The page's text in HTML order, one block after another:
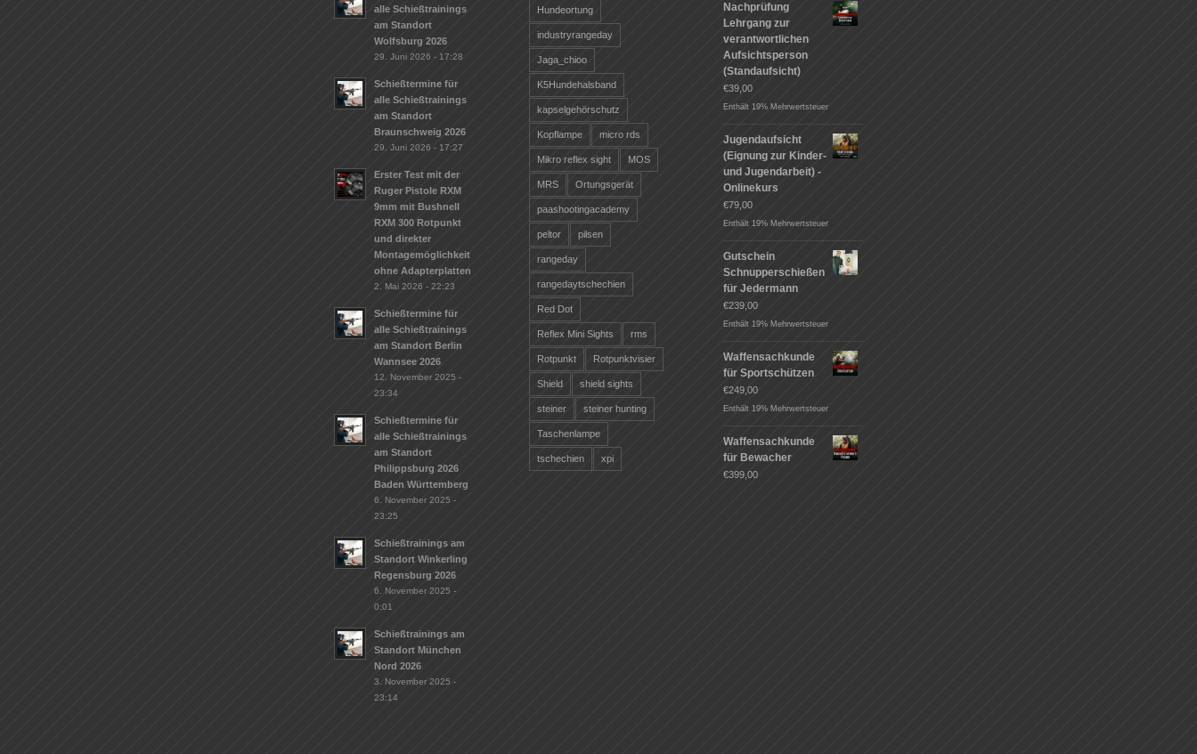
alle Schießtrainings
am Standort
Wolfsburg 2026
29. Juni 2026 - 17:28
Schießtermine für
alle Schießtrainings
am Standort
Braunschweig 2026
29. Juni 2026 - 17:27
Erster Test mit der
Ruger Pistole RXM
9mm mit Bushnell
RXM 300 Rotpunkt
und direkter
Montagemöglichkeit
ohne Adapterplatten
2. Mai 2026 - 22:23
Schießtermine für
alle Schießtrainings
am Standort Berlin
Wannsee 2026
12. November 2025 -
23:34
Schießtermine für
alle Schießtrainings
am Standort
Philippsburg 2026
Baden Württemberg
6. November 2025 -
23:25
Schießtrainings am
Standort Winkerling
Regensburg 2026
6. November 2025 -
0:01
Schießtrainings am
Standort München
Nord 2026
3. November 2025 -
23:14
Hundeortung
industryrangeday
Jaga_chioo
K5Hundehalsband
kapselgehörschutz
Kopflampe micro rds
Mikro reflex sight MOS
MRS Ortungsgerät
paashootingacademy
peltor pilsen
rangeday
rangedaytschechien
Red Dot
Reflex Mini Sights rms
Rotpunkt Rotpunktvisier
Shield shield sights
steiner steiner hunting
Taschenlampe
tschechien xpi
Nachprüfung
Lehrgang zur
verantwortlichen
Aufsichtsperson
(Standaufsicht)
€39,00
Enthält 19% Mehrwertsteuer
Jugendaufsicht
(Eignung zur Kinder-
und Jugendarbeit) -
Onlinekurs
€79,00
Enthält 19% Mehrwertsteuer
Gutschein
Schnupperschießen
für Jedermann
€239,00
Enthält 19% Mehrwertsteuer
Waffensachkunde
für Sportschützen
€249,00
Enthält 19% Mehrwertsteuer
Waffensachkunde
für Bewacher
€399,00